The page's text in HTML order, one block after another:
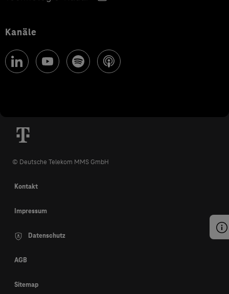
Kanäle
© Deutsche Telekom MMS GmbH
Kontakt
Impressum
Datenschutz
AGB
Sitemap